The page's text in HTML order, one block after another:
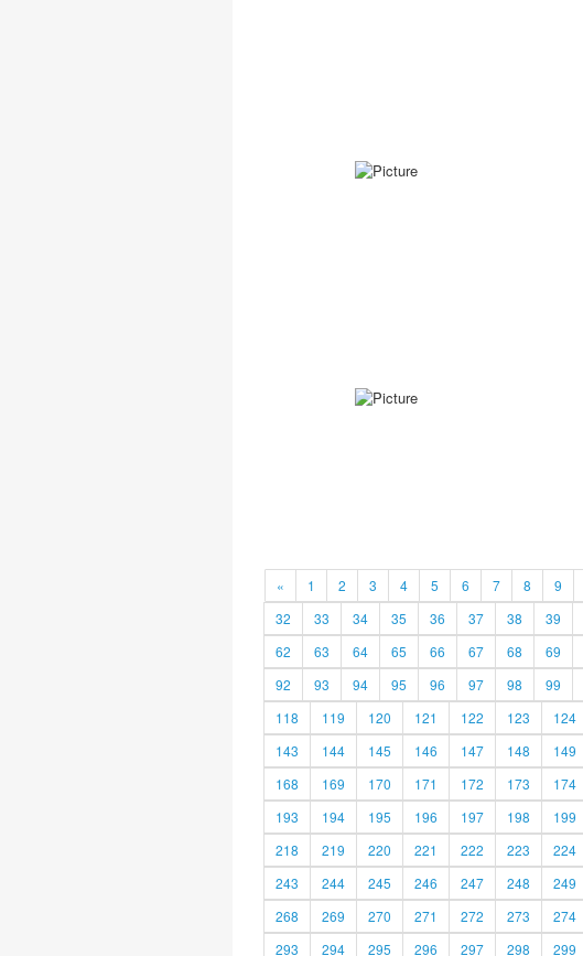
« 1 2 3 4 5 6 7 8 9
32
33 34 35 36 37 38 39
62
63 64 65 66 67 68 69
92
93 94 95 96 97 98 99
118
119 120 121 122 123 124
143
144 145 146 147 148 149
168
169 170 171 172 173 174
193
194 195 196 197 198 199
218
219 220 221 222 223 224
243
244 245 246 247 248 249
268
269 270 271 272 273 274
293
294 295 296 297 298 299